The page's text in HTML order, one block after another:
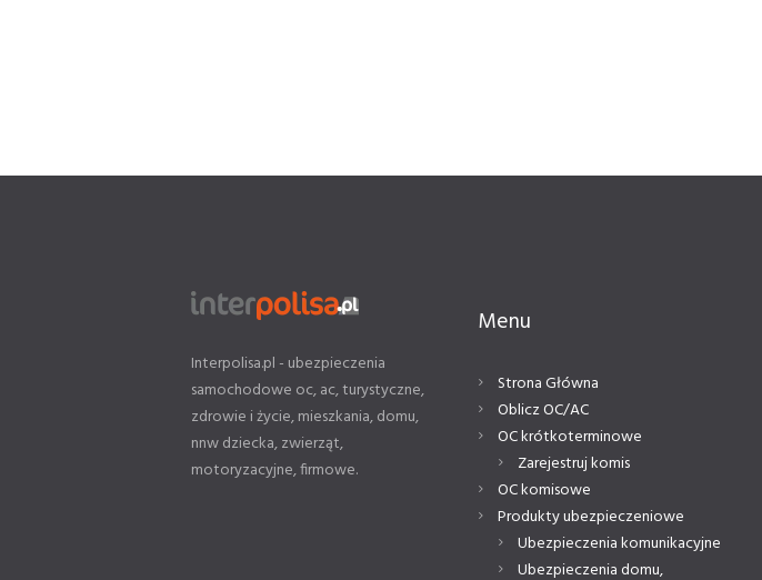
Interpolisa.pl - ubezpieczenia
samochodowe oc, ac, turystyczne,
zdrowie i życie, mieszkania, domu,
nnw dziecka, zwierząt,
motoryzacyjne, firmowe.
Menu
Strona Główna
Oblicz OC/AC
OC krótkoterminowe
Zarejestruj komis
OC komisowe
Produkty ubezpieczeniowe
Ubezpieczenia komunikacyjne
Ubezpieczenia domu,